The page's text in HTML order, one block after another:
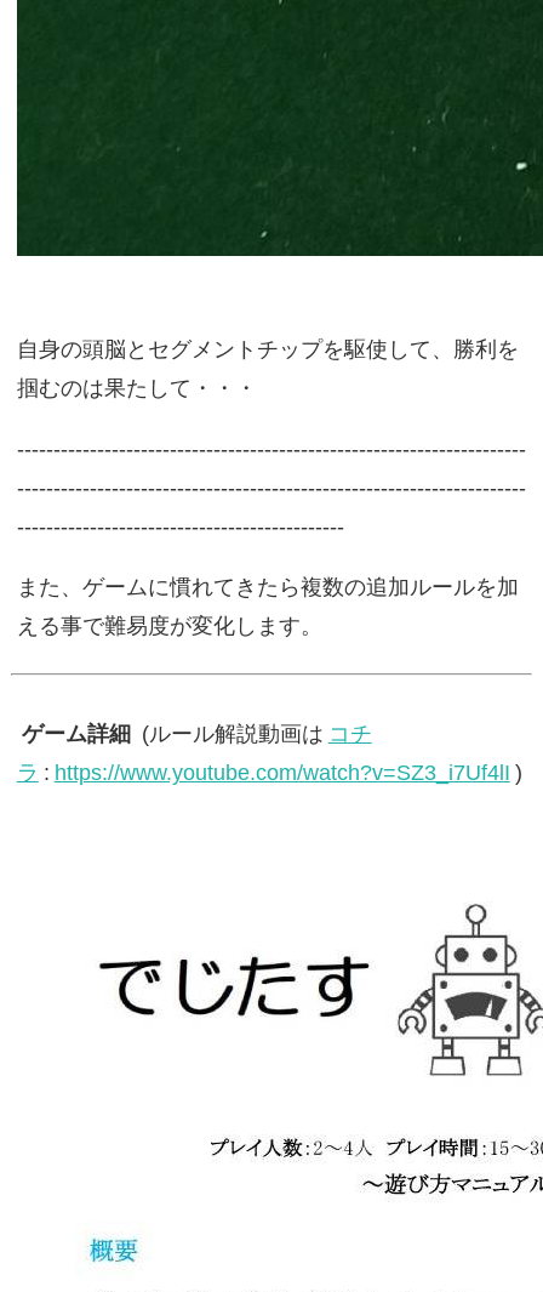
自身の頭脳とセグメントチップを駆使して、勝利を
掴むのは果たして・・・
----------------------------------------------------------------------
----------------------------------------------------------------------
---------------------------------------------
また、ゲームに慣れてきたら複数の追加ルールを加
える事で難易度が変化します。
ゲーム詳細 (ルール解説動画は コチ
ラ : https://www.youtube.com/watch?v=SZ3_i7Uf4lI )